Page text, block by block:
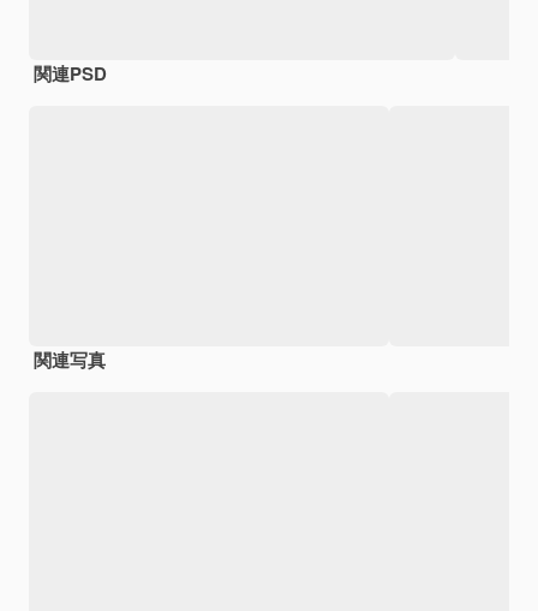
関連PSD
関連写真